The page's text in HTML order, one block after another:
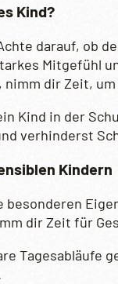
Kind?
darauf, ob
Mitgefühl
dir Zeit,
Kind in der
verhinderst
Kindern
besonderen
dir Zeit für
Tagesabläufe